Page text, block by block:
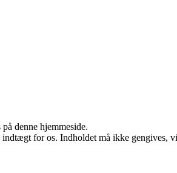
denne hjemmeside.
for os. Indholdet må ikke gengives,